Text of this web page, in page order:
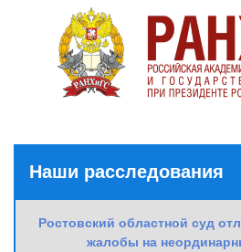
Наши расследования
Ростовский областной суд
жалобы на